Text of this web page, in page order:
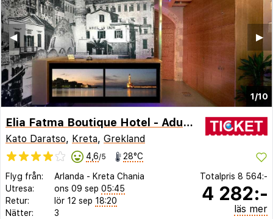
1/10
▶︎
◀︎
Elia Fatma Boutique Hotel - Adults Only
Kato Daratso, Kreta, Grekland
4,6/5 28°C
Flyg från: Arlanda - Kreta Chania
Utresa:
ons 09 sep 05:45
Retur:
lör 12 sep 18:20
Nätter:
3
Totalpris 8 564:-
4 282:-
läs mer